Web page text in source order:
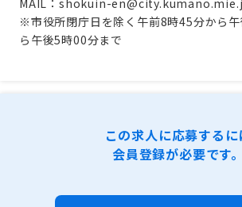
MAIL：shokuin-
※市役所閉庁日を除く午前8時45分から
ら午後5時00分まで
この求人に応募するに
会員登録が必要です。